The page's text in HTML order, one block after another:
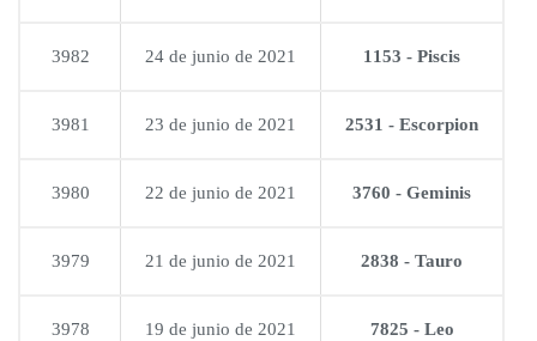
3982 24 de junio de 2021 1153 - Piscis
3981 23 de junio de 2021 2531 - Escorpion
3980 22 de junio de 2021 3760 - Geminis
3979 21 de junio de 2021 2838 - Tauro
3978 19 de junio de 2021 7825 - Leo